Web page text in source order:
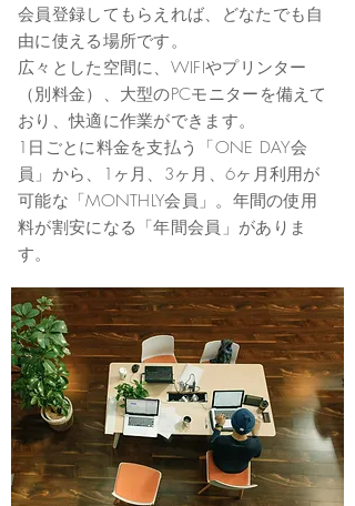
会員登録してもらえれば、どなたでも自
由に使える場所です。
広々とした空間に、WIFIやプリンター
（別料金）、大型のPCモニターを備えて
おり、快適に作業ができます。
1日ごとに料金を支払う「ONE DAY会
員」から、1ヶ月、3ヶ月、6ヶ月利用が
可能な「MONTHLY会員」。年間の使用
料が割安になる「年間会員」がありま
す。